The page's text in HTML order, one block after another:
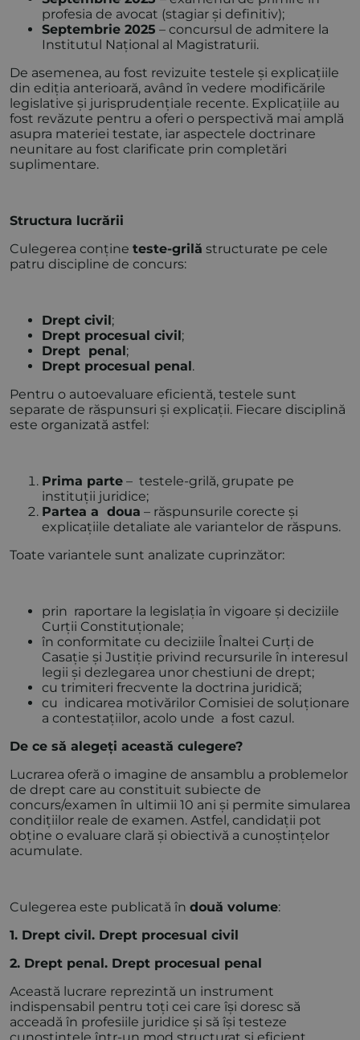
profesia de avocat (stagiar și definitiv);
Septembrie 2025 – concursul de admitere la
Institutul Național al Magistraturii.
De asemenea, au fost revizuite testele și explicațiile
din ediția anterioară, având în vedere modificările
legislative și jurisprudențiale recente. Explicațiile au
fost revăzute pentru a oferi o perspectivă mai amplă
asupra materiei testate, iar aspectele doctrinare
neunitare au fost clarificate prin completări
suplimentare.
Structura lucrării
Culegerea conține teste-grilă structurate pe cele
patru discipline de concurs:
Drept civil ;
Drept procesual civil ;
Drept penal ;
Drept procesual penal .
Pentru o autoevaluare eficientă, testele sunt
separate de răspunsuri și explicații. Fiecare disciplină
este organizată astfel:
Prima parte – testele-grilă, grupate pe
instituții juridice;
Partea a doua – răspunsurile corecte și
explicațiile detaliate ale variantelor de răspuns.
Toate variantele sunt analizate cuprinzător:
prin raportare la legislația în vigoare și deciziile
Curții Constituționale;
în conformitate cu deciziile Înaltei Curți de
Casație și Justiție privind recursurile în interesul
legii și dezlegarea unor chestiuni de drept;
cu trimiteri frecvente la doctrina juridică;
cu indicarea motivărilor Comisiei de soluționare
a contestațiilor, acolo unde a fost cazul.
De ce să alegeți această culegere?
Lucrarea oferă o imagine de ansamblu a problemelor
de drept care au constituit subiecte de
concurs/examen în ultimii 10 ani și permite simularea
condițiilor reale de examen. Astfel, candidații pot
obține o evaluare clară și obiectivă a cunoștințelor
acumulate.
Culegerea este publicată în două volume:
1. Drept civil. Drept procesual civil
2. Drept penal. Drept procesual penal
Această lucrare reprezintă un instrument
indispensabil pentru toți cei care își doresc să
acceadă în profesiile juridice și să își testeze